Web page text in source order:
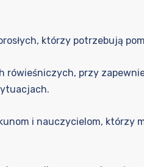
którzy potrzebują
przy
i nauczycielom, którzy